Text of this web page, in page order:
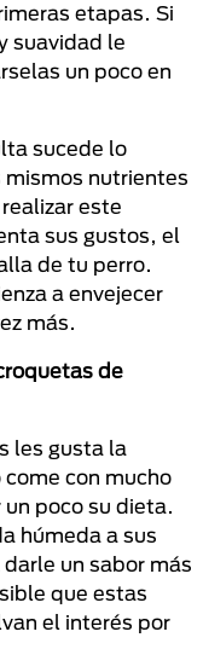
etapas. Si
suavidad le
un poco en
sucede lo
mismos nutrientes
este
sus gustos, el
de tu perro.
a envejecer
más.
de
les gusta la
con mucho
poco su dieta.
húmeda a sus
un sabor más
que estas
el interés por